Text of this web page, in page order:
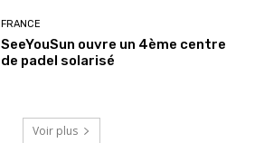
FRANCE
SeeYouSun ouvre un 4ème centre
de padel solarisé
Voir plus